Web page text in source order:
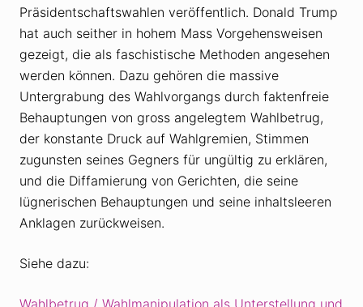
Präsidentschaftswahlen veröffentlich. Donald Trump
hat auch seither in hohem Mass Vorgehensweisen
gezeigt, die als faschistische Methoden angesehen
werden können. Dazu gehören die massive
Untergrabung des Wahlvorgangs durch faktenfreie
Behauptungen von gross angelegtem Wahlbetrug,
der konstante Druck auf Wahlgremien, Stimmen
zugunsten seines Gegners für ungültig zu erklären,
und die Diffamierung von Gerichten, die seine
lügnerischen Behauptungen und seine inhaltsleeren
Anklagen zurückweisen.
Siehe dazu:
Wahlbetrug / Wahlmanipulation als Unterstellung und